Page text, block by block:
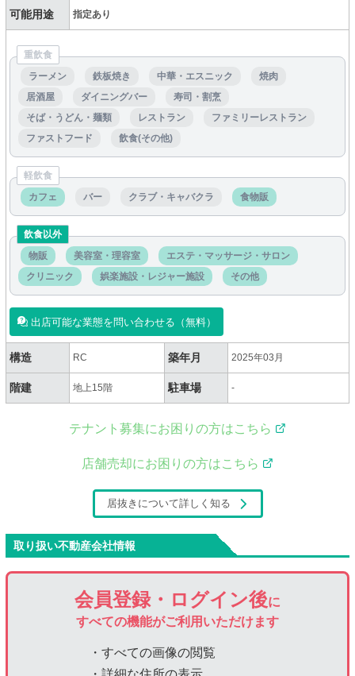
可能用途 指定あり
重飲食
ラーメン
鉄板焼き 中華・エスニック
焼肉
居酒屋
ダイニングバー
寿司・割烹
そば・うどん・麺類
レストラン
ファミリーレストラン
ファストフード
飲食(その他)
軽飲食
カフェ
バー クラブ・キャバクラ 食物販
飲食以外
物販
美容室・理容室
エステ・マッサージ・サロン
クリニック
娯楽施設・レジャー施設 その他
出店可能な業態を問い合わせる（無料）
構造 RC 築年月 2025年03月
階建 地上15階 駐車場 -
テナント募集にお困りの方はこちら
店舗売却にお困りの方はこちら
居抜きについて詳しく知る
取り扱い不動産会社情報
会員登録・ログイン後に
すべての機能がご利用いただけます
・すべての画像の閲覧